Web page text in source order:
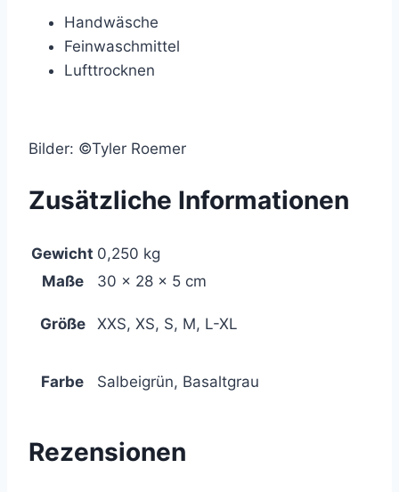
Handwäsche
Feinwaschmittel
Lufttrocknen
Bilder: ©Tyler Roemer
Zusätzliche Informationen
Gewicht 0,250 kg
Maße
30 × 28 × 5 cm
Größe XXS, XS, S, M, L-XL
Farbe Salbeigrün, Basaltgrau
Rezensionen